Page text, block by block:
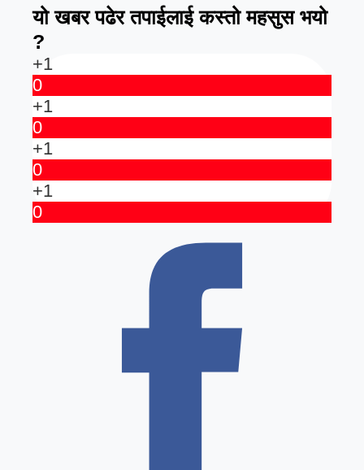
यो खबर पढेर तपाईलाई कस्तो महसुस भयो
?
+1
0
+1
0
+1
0
+1
0